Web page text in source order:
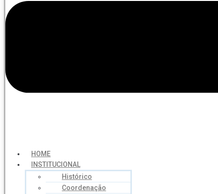
HOME
INSTITUCIONAL
Histórico
Coordenação